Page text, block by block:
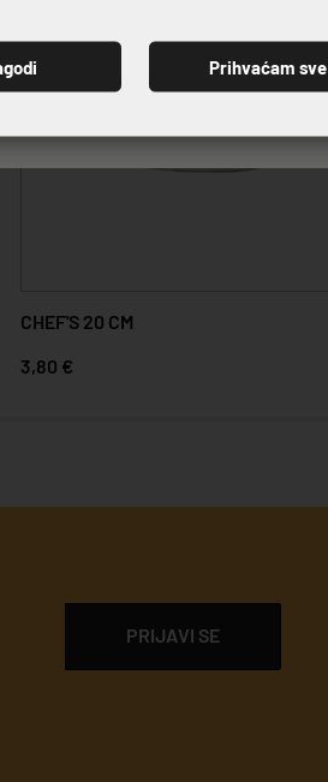
CHEF'S 20 CM
3,80 €
PRIJAVI SE
SE
Prihvaćam sve